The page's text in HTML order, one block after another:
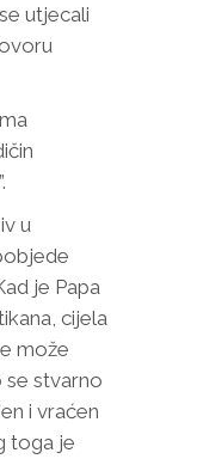
utjecali
u
je Papa
cijela
može
se stvarno
i vraćen
toga je